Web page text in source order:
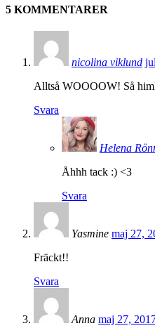
5 KOMMENTARER
nicolina viklund
Alltså WOOOOW! Så
Svara
Helena
Åhhh tack :) <3
Svara
Yasmine maj 27,
Fräckt!!
Svara
Anna maj 27,